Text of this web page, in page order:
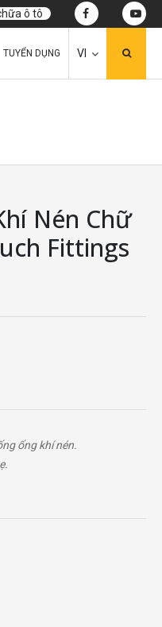
ô tô
TUYỂN DỤNG VI
Nén Chữ
Fittings
ống khí nén.